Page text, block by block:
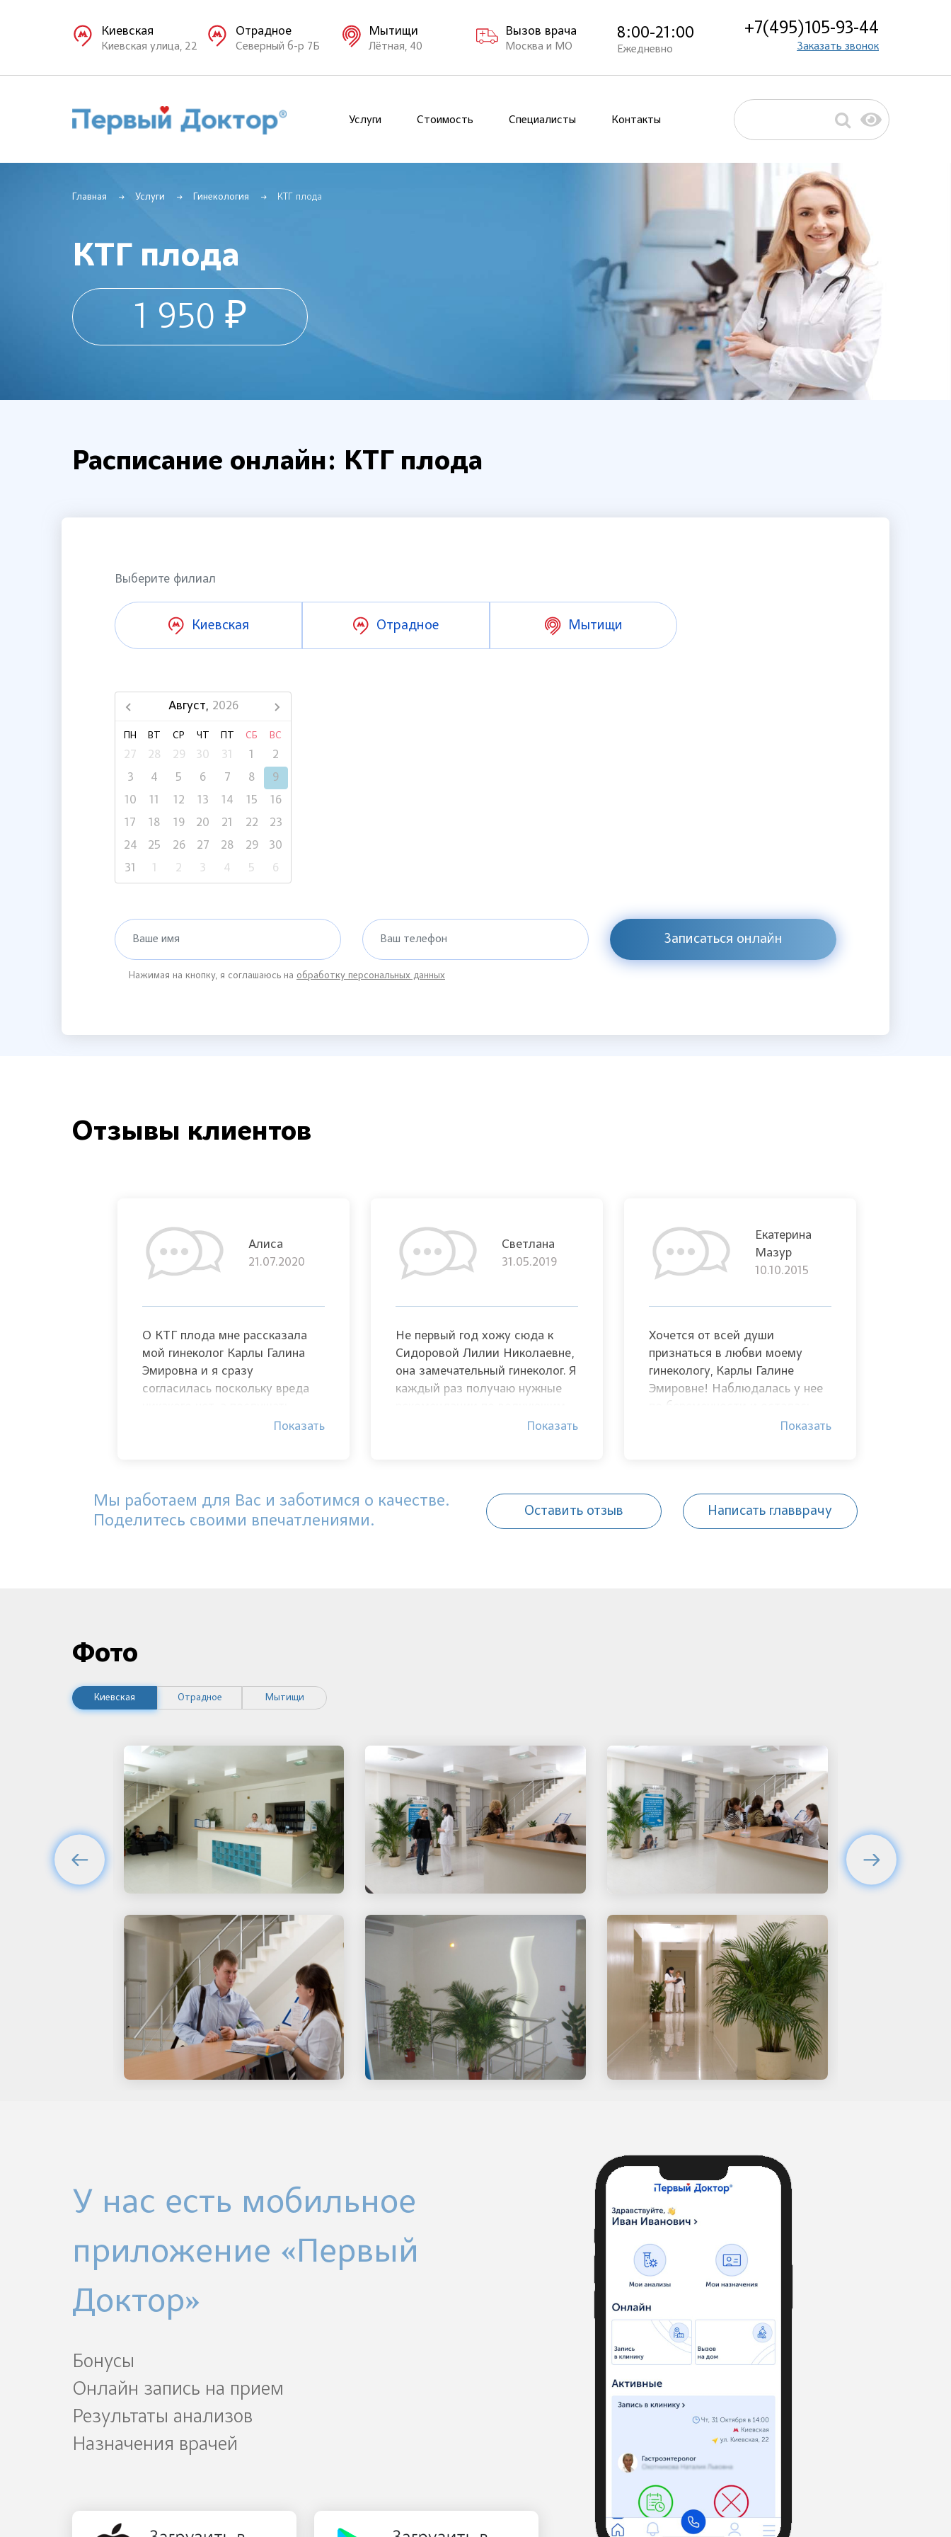
Киевская
Киевская улица, 22
Отрадное
Северный б-р 7Б
Мытищи
Лётная, 40
Вызов врача
Москва и МО
8:00-21:00
Ежедневно
+7(495)105-93-44
Заказать звонок
Услуги Стоимость Специалисты Контакты
Главная Услуги Гинекология КТГ плода
КТГ плода
1 950 ₽
Расписание онлайн: КТГ плода
Выберите филиал
Киевская Отрадное Мытищи
Август, 2026
ПН ВТ СР ЧТ ПТ СБ ВС
27 28 29 30 31 1
2
3
4 5 6 7 8
9
10
11 12 13 14 15
16
17
18 19 20 21 22
23
24
25 26 27 28 29
30
31
1 2 3 4 5 6
Ваше имя Ваш телефон Записаться онлайн
Нажимая на кнопку, я соглашаюсь на обработку персональных данных
Отзывы клиентов
Алиса
21.07.2020
О КТГ плода мне рассказала
мой гинеколог Карлы Галина
Эмировна и я сразу
согласилась поскольку вреда
сердечко плода - очень важно!
Показать
Светлана
31.05.2019
Не первый год хожу сюда к
Сидоровой Лилии Николаевне,
она замечательный гинеколог. Я
каждый раз получаю нужные
меня вопросам! Спасибо Вам
Показать
Екатерина
Мазур
10.10.2015
Хочется от всей души
признаться в любви моему
гинекологу, Карлы Галине
Эмировне! Наблюдалась у нее
очень довольна. Галина
пиелонефрит и очень грамотно
его устранила. Также хочется
сказать не только о ее
руководство отмечало таких
сотрудников.
Показать
Мы работаем для Вас и заботимся о качестве.
Поделитесь своими впечатлениями.
Оставить отзыв Написать главврачу
Фото
Киевская Отрадное Мытищи
У нас есть мобильное
приложение «Первый
Доктор»
Бонусы
Онлайн запись на прием
Результаты анализов
Назначения врачей